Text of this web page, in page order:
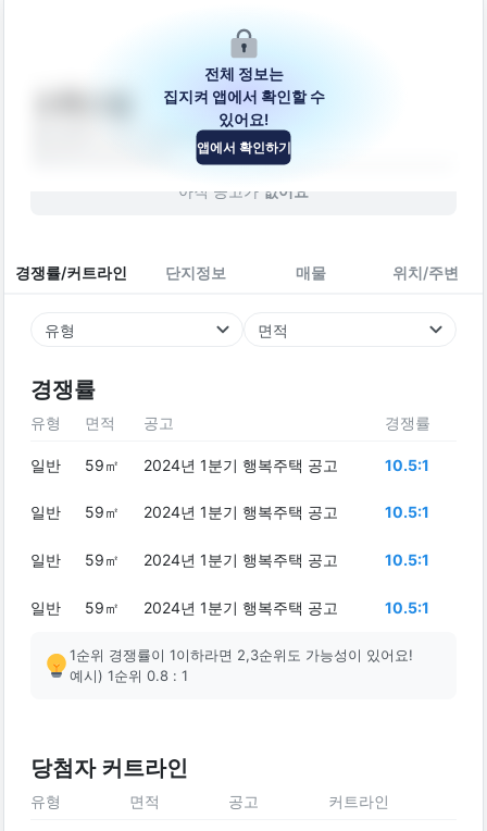
울산광역시 남구 삼산중로6번길 26-1
아직 공고가 없어요
경쟁률/커트라인 단지정보 매물 위치/주변
유형 면적
경쟁률
전체 정보는
집지켜 앱에서 확인할 수
있어요!
앱에서 확인하기
유형 면적 공고 경쟁률
일반 59㎡ 2024년 1분기 행복주택 공고 10.5:1
일반 59㎡ 2024년 1분기 행복주택 공고 10.5:1
일반 59㎡ 2024년 1분기 행복주택 공고 10.5:1
일반 59㎡ 2024년 1분기 행복주택 공고 10.5:1
1순위 경쟁률이 1이하라면 2,3순위도 가능성이 있어요!
예시) 1순위 0.8 : 1
당첨자 커트라인
유형 면적 공고 커트라인